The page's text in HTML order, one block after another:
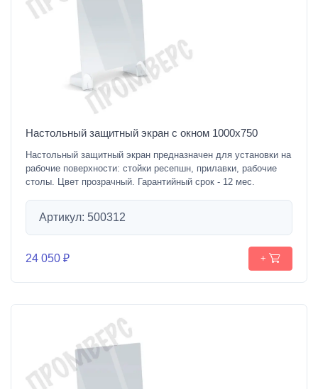
Настольный защитный экран с окном 1000х750
Настольный защитный экран предназначен для установки на
рабочие поверхности: стойки ресепшн, прилавки, рабочие
столы. Цвет прозрачный. Гарантийный срок - 12 мес.
Артикул: 500312
24 050 ₽ +